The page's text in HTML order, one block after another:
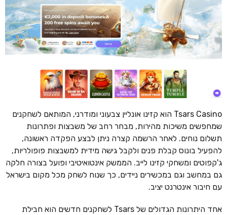
Tsars Casino הוא קזינו אונליין צבעוני ומודרני, המותאם לשחקנים
שמחפשים משיכות מהירות, מבחר רחב של משבצות ופתרונות
תשלום נוחים. לאחר הרשמה קצרה ניתן לבצע הפקדה ראשונה,
להפעיל בונוס קבלת פנים ולקבל גישה מידית למשבצות פופולריות,
ג'קפוטים ומשחקי קזינו לייב. הממשק אינטואיטיבי ופועל בצורה חלקה
גם במחשב וגם במכשירים ניידים, כך שנוח לשחק מכל מקום בישראל
עם חיבור אינטרנט יציב.
אחד היתרונות הגדולים של Tsars לשחקנים חדשים הוא חבילת